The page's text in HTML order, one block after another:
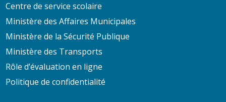
Centre de service scolaire
Ministère des Affaires Municipales
Ministère de la Sécurité Publique
Ministère des Transports
Rôle d’évaluation en ligne
Politique de confidentialité